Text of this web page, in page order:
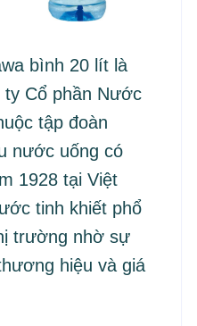
bình 20 lít là
ty Cổ phần Nước
tập đoàn
nước uống có
1928 tại Việt
tinh khiết phổ
trường nhờ sự
hiệu và giá